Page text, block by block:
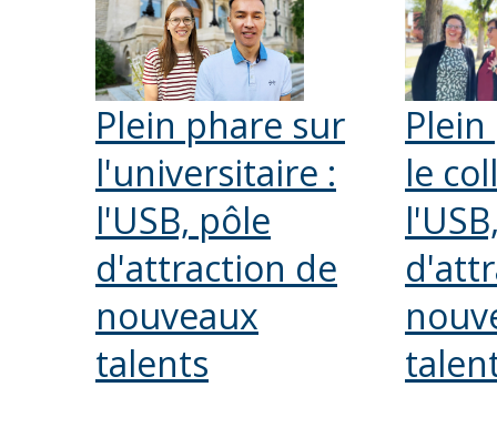
Plein phare sur
l'universitaire :
l'USB, pôle
d'attraction de
nouveaux
talents
le